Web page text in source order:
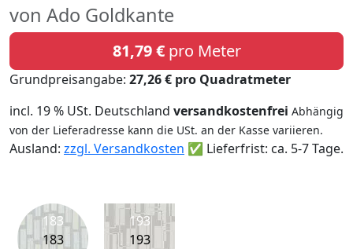
von Ado Goldkante
81,79 €pro Meter
Grundpreisangabe: 27,26 € pro Quadratmeter
incl. 19 % USt. Deutschland versandkostenfrei Abhängig
von der Lieferadresse kann die USt. an der Kasse variieren.
Ausland: zzgl. Versandkosten ✅ Lieferfrist: ca. 5-7 Tage.
183
183
193
193